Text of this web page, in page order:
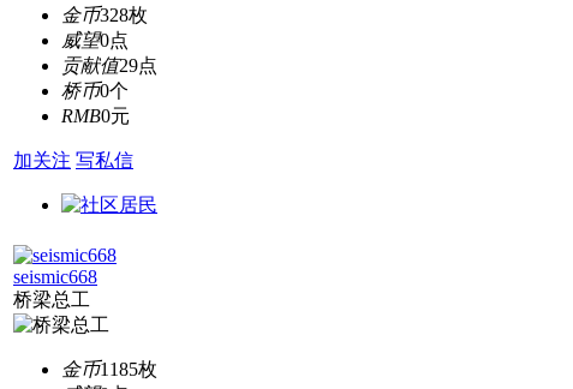
金币328枚
威望0点
贡献值29点
桥币0个
RMB0元
加关注 写私信
seismic668
桥梁总工
金币1185枚